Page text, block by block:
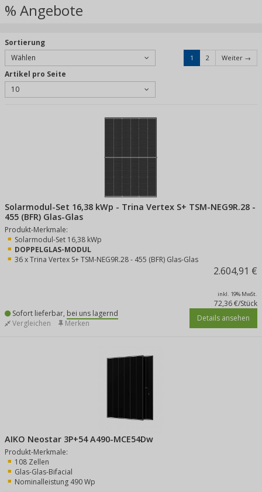
% Angebote
1 2 Weiter →
Sortierung
Wählen
Artikel pro Seite
10
Solarmodul-Set 16,38 kWp - Trina Vertex S+ TSM-NEG9R.28 -
455 (BFR) Glas-Glas
Produkt-Merkmale:
Solarmodul-Set 16,38 kWp
DOPPELGLAS-MODUL
36 x Trina Vertex S+ TSM-NEG9R.28 - 455 (BFR) Glas-Glas
2.604,91 €
inkl. 19% MwSt.
72,36 €/Stück
Sofort lieferbar, bei uns lagernd Details ansehen
Vergleichen Merken
AIKO Neostar 3P+54 A490-MCE54Dw
Produkt-Merkmale:
108 Zellen
Glas-Glas-Bifacial
Nominalleistung 490 Wp